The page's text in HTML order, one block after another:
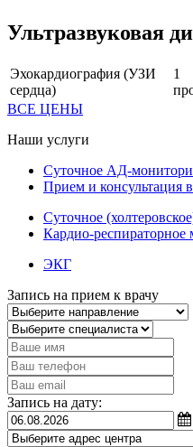
Ультразвуковая
Эхокардиография (УЗИ
сердца)
1
ВСЕ ЦЕНЫ
Наши услуги
Суточное АД-
Прием и консультация
Суточное
Кардио-респираторное
ЭКГ
Запись на прием к врачу
Запись на дату: